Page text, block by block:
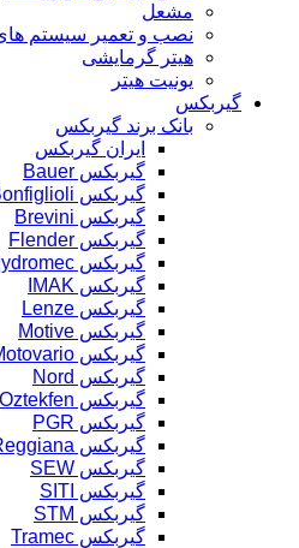
مشعل
نصب و تعمیر سیستم
هیتر گرمایشی
یونیت هیتر
گیربکس
بانک برند گیربکس
ایران گیربکس
گیربکس Bauer
گیربکس Bonfiglioli
گیربکس Brevini
گیربکس Flender
گیربکس Hydromec
گیربکس IMAK
گیربکس Lenze
گیربکس Motive
گیربکس Motovario
گیربکس Nord
گیربکس Oztekfen
گیربکس PGR
گیربکس Reggiana
گیربکس SEW
گیربکس SITI
گیربکس STM
گیربکس Tramec